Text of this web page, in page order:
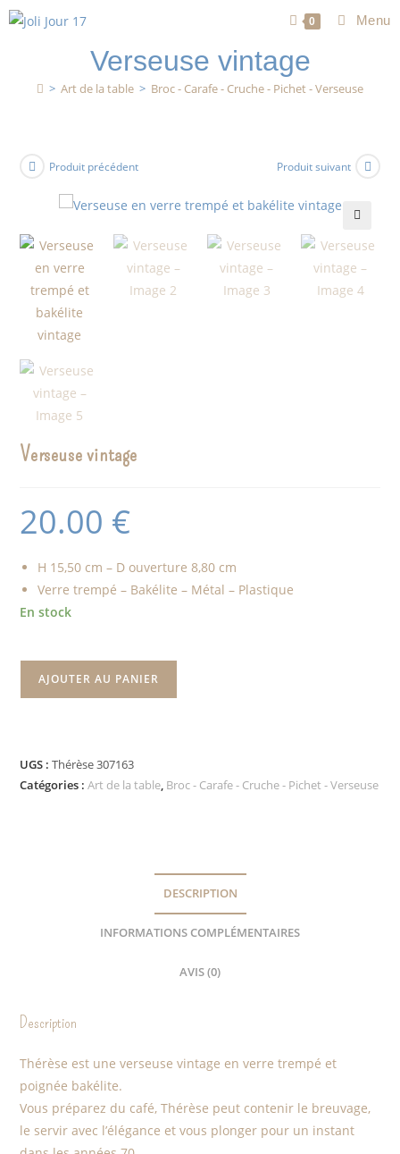
0 Menu
Verseuse vintage
> Art de la table > Broc - Carafe - Cruche - Pichet - Verseuse
Produit précédent Produit suivant
🔍
Verseuse vintage
20.00 €
H 15,50 cm – D ouverture 8,80 cm
Verre trempé – Bakélite – Métal – Plastique
En stock
AJOUTER AU PANIER
UGS :Thérèse 307163
Catégories :Art de la table, Broc - Carafe - Cruche - Pichet - Verseuse
DESCRIPTION
INFORMATIONS COMPLÉMENTAIRES
AVIS (0)
Description
Thérèse est une verseuse vintage en verre trempé et
poignée bakélite.
Vous préparez du café, Thérèse peut contenir le breuvage,
le servir avec l’élégance et vous plonger pour un instant